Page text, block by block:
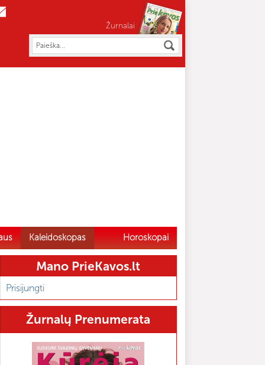
Žurnalai
Kaleidoskopas Horoskopai
Mano PrieKavos.lt
Prisijungti
Žurnalų Prenumerata